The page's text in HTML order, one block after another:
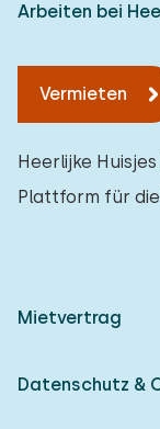
Arbeiten bei
Vermieten
Heerlijke
Plattform für
Mietvertrag
Datenschutz &